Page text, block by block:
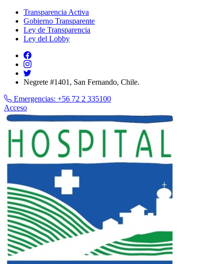
Transparencia Activa
Gobierno Transparente
Ley de Transparencia
Ley del Lobby
Negrete #1401, San Fernando, Chile.
Emergencias: +56 72 2 335100
Acceso